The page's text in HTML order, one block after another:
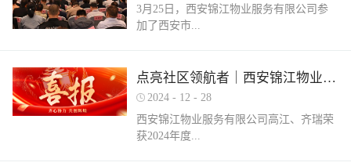
技能盛会。本次竞赛，共有来自全市60余
家物业企业的1300余名物业从业人员参
梦长安 精技赋能未来”，全面夯实行业人
才基础。参赛环节西安锦江物业作为西安
织并参与协会各项赛事，均取得傲人的成
绩。今年为了锻炼队伍，搭建更广阔的成
夏季高温，引发火灾事故占比较高，空
调、冰箱、电风扇等大功率电器的使用频
中要通风、散热，防止温度过高引发火
灾。空调、电风扇等电器设备不宜长时间
使用，离人时应及时关闭电源。电动车应
在室外专用充电桩充电，不得在室内、走
3月25日，西安锦江物业服务有限公司参
加了西安市...
物业管理行业协会组织召开的第三届会员
（代表）大会第四次全体会议暨物业高质
员单位及“安居物业杯”西安市物业管理行
业职业技能竞赛优秀个人及优秀组织单位
点亮社区领航者｜西安锦江物业高江、齐瑞获得“优秀项目经理”荣誉称号
2024 - 12 - 28
西安锦江物业服务有限公司高江、齐瑞荣
获2024年度...